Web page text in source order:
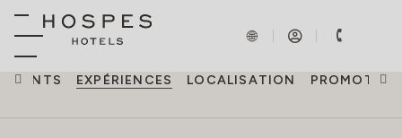
EXPÉRIENCES LOCALISATION